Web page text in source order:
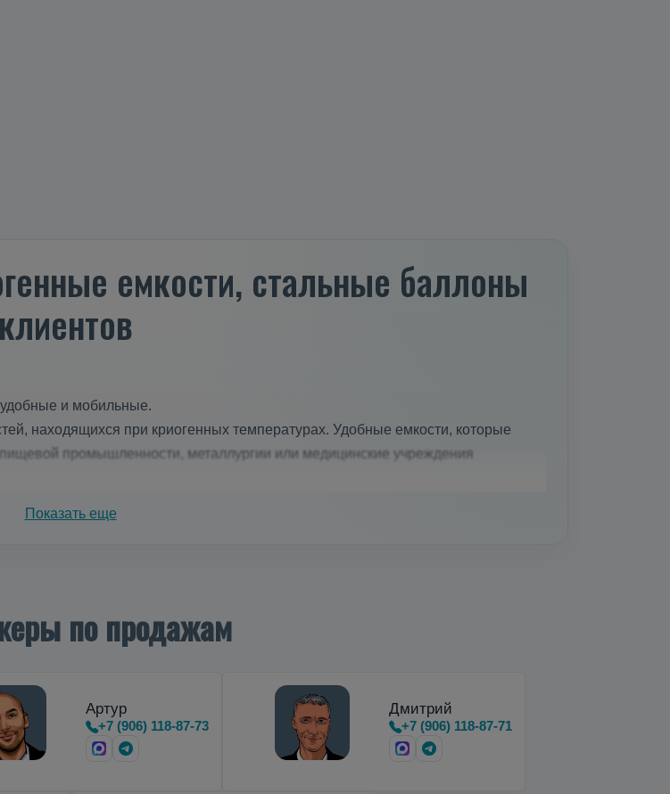
емкости, стальные баллоны
и мобильные.
находящихся при криогенных температурах. Удобные емкости, которые
промышленности, металлургии или медицинские учреждения
предназначенные для транспортировки, хранения и…
Показать еще
по продажам
Артур
+7 (906) 118-87-73
Дмитрий
+7 (906) 118-87-71